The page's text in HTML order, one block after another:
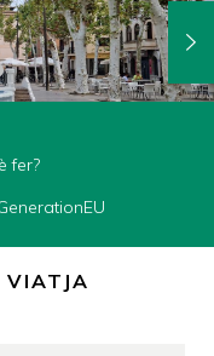
fer?
VIATJA